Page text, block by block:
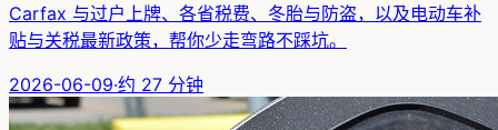
Carfax 与过户上牌、各省税费、冬胎与防盗，以及电动车补
贴与关税最新政策，帮你少走弯路不踩坑。
2026-06-09·约 27 分钟